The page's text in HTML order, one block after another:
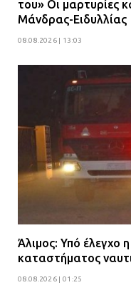
του» Οι μαρτυρίες
Μάνδρας-Ειδυλλίας
08.08.2026 | 13:03
Άλιμος: Υπό έλεγχο
καταστήματος
08.08.2026 | 01:25